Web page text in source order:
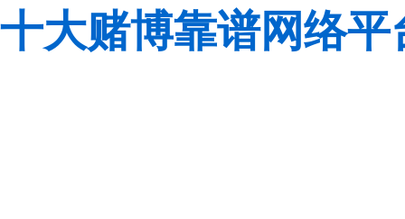
十大赌博靠谱网络平